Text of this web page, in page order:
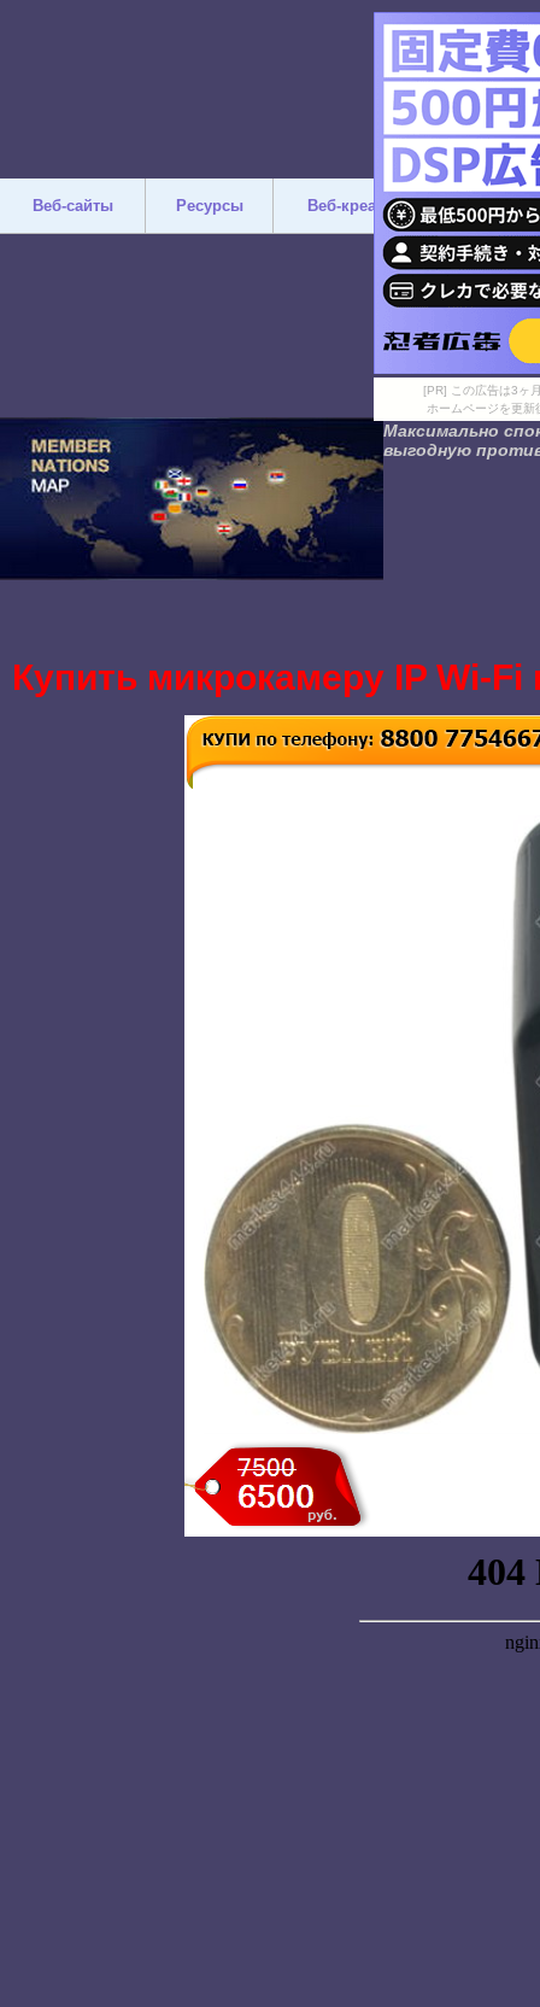
[PR] この広告は3ヶ
ホームページを更
Максимально
выгодную
Купить микрокамеру IP Wi-
Веб-сайты Ресурсы Веб-креатив Дизайн